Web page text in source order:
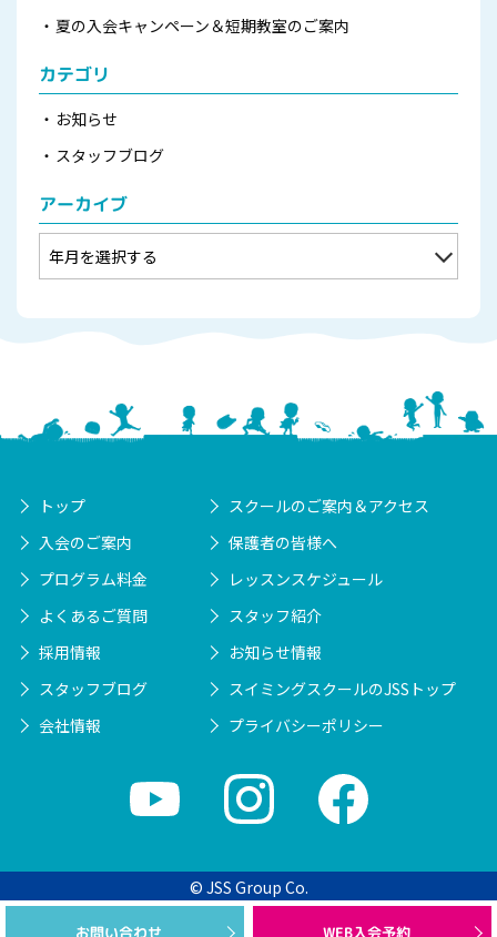
夏の入会キャンペーン＆短期教室のご案内
カテゴリ
お知らせ
スタッフブログ
アーカイブ
トップ
スクールのご案内＆アクセス
入会のご案内
保護者の皆様へ
プログラム料金
レッスンスケジュール
よくあるご質問
スタッフ紹介
採用情報
お知らせ情報
スタッフブログ
スイミングスクールのJSSトップ
会社情報
プライバシーポリシー
© JSS Group Co.
お問い合わせ WEB入会予約